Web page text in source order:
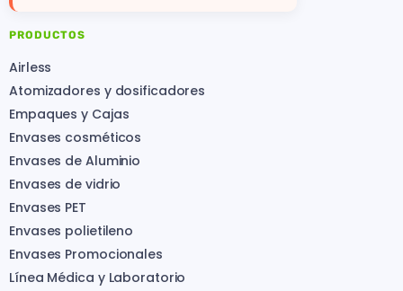
PRODUCTOS
Airless
Atomizadores y dosificadores
Empaques y Cajas
Envases cosméticos
Envases de Aluminio
Envases de vidrio
Envases PET
Envases polietileno
Envases Promocionales
Línea Médica y Laboratorio